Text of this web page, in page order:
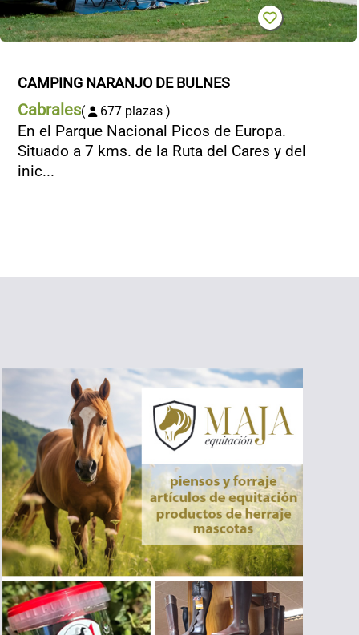
CAMPING NARANJO DE BULNES
Cabrales( 677 plazas )
En el Parque Nacional Picos de Europa.
Situado a 7 kms. de la Ruta del Cares y del
inic...